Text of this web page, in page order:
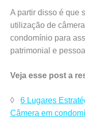
A partir disso é que
utilização de
condomínio para
patrimonial e
Veja esse post a
◊ 6 Lugares
Câmera em